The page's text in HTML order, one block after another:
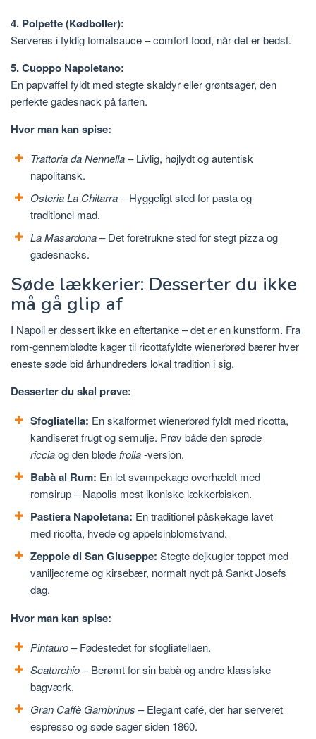
4. Polpette (Kødboller):
Serveres i fyldig tomatsauce – comfort food, når det er bedst.
5. Cuoppo Napoletano:
En papvaffel fyldt med stegte skaldyr eller grøntsager, den
perfekte gadesnack på farten.
Hvor man kan spise:
Trattoria da Nennella– Livlig, højlydt og autentisk
napolitansk.
Osteria La Chitarra– Hyggeligt sted for pasta og
traditionel mad.
La Masardona– Det foretrukne sted for stegt pizza og
gadesnacks.
Søde lækkerier: Desserter du ikke
må gå glip af
I Napoli er dessert ikke en eftertanke – det er en kunstform. Fra
rom-gennemblødte kager til ricottafyldte wienerbrød bærer hver
eneste søde bid århundreders lokal tradition i sig.
Desserter du skal prøve:
Sfogliatella: En skalformet wienerbrød fyldt med ricotta,
kandiseret frugt og semulje. Prøv både den sprøde
ricciaog den blødefrolla-version.
Babà al Rum: En let svampekage overhældt med
romsirup – Napolis mest ikoniske lækkerbisken.
Pastiera Napoletana: En traditionel påskekage lavet
med ricotta, hvede og appelsinblomstvand.
Zeppole di San Giuseppe: Stegte dejkugler toppet med
vaniljecreme og kirsebær, normalt nydt på Sankt Josefs
dag.
Hvor man kan spise:
Pintauro– Fødestedet for sfogliatellaen.
Scaturchio– Berømt for sin babà og andre klassiske
bagværk.
Gran Caffè Gambrinus – Elegant café, der har serveret
espresso og søde sager siden 1860.